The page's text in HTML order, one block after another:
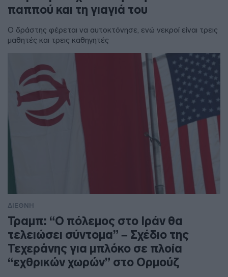
παππού και τη γιαγιά του
Ο δράστης φέρεται να αυτοκτόνησε, ενώ νεκροί είναι τρεις
μαθητές και τρεις καθηγητές
ΔΙΕΘΝΗ
Τραμπ: “Ο πόλεμος στο Ιράν θα
τελειώσει σύντομα” – Σχέδιο της
Τεχεράνης για μπλόκο σε πλοία
“εχθρικών χωρών” στο Ορμούζ